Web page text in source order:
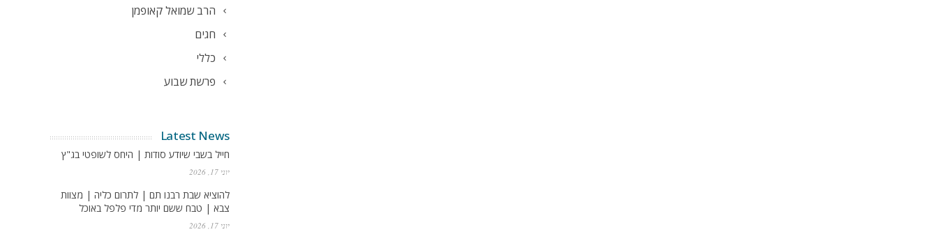
הרב שמואל קאופמן
חגים
כללי
פרשת שבוע
Latest News
חייל בשבי שיודע סודות | היחס לשופטי בג"ץ
יוני 17, 2026
להוציא שבת רבנו תם | לתרום כליה | מצוות
צבא | טבח ששם יותר מדי פלפל באוכל
יוני 17, 2026